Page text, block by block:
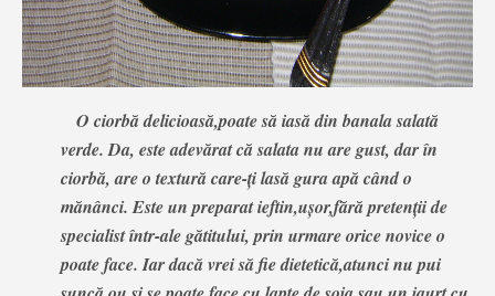
O ciorbă delicioasă,poate să iasă din banala salată
verde. Da, este adevărat că salata nu are gust, dar în
ciorbă, are o textură care-ți lasă gura apă când o
mănânci. Este un preparat ieftin,ușor,fără pretenții de
specialist într-ale gătitului, prin urmare orice novice o
poate face. Iar dacă vrei să fie dietetică,atunci nu pui